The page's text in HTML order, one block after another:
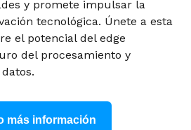
y promete impulsar la
tecnológica. Únete a esta
el potencial del edge
del procesamiento y
más información